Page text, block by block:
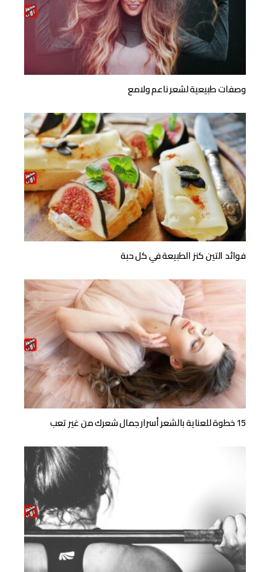
وصفات طبيعية لشعر ناعم ولامع
فوائد التين كنز الطبيعة في كل حبة
15 خطوة للعناية بالشعر أسرار جمال شعرك من غير تعب